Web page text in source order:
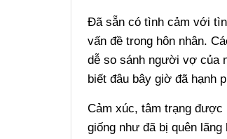
Đã sẵn có tình cảm với
vấn đề trong hôn nhân.
dễ so sánh người vợ của
biết đâu bây giờ đã hạnh
Cảm xúc, tâm trạng
giống như đã bị quên